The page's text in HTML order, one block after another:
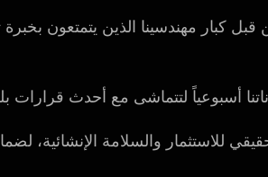
أسبوعياً لتتماشى مع أحدث قرارات
للاستثمار والسلامة